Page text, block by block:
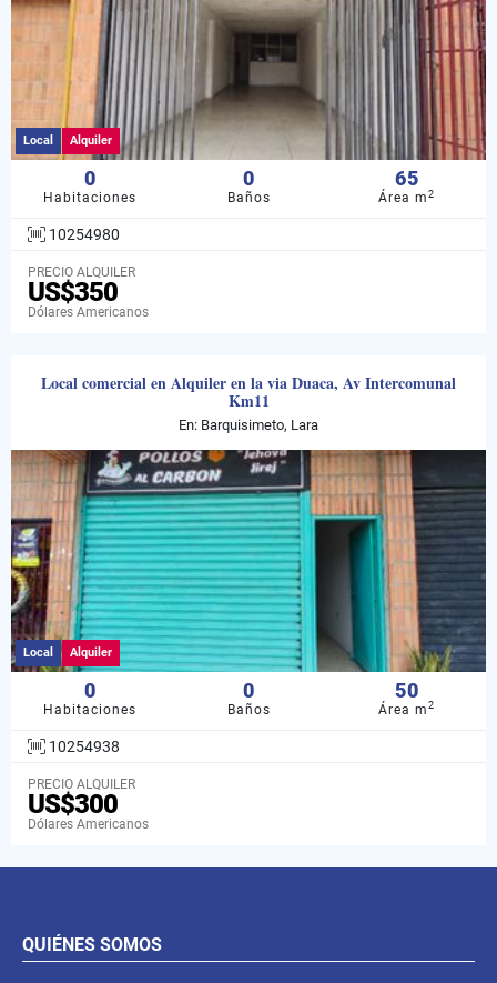
Local Alquiler
0
Habitaciones
0
Baños
65
Área m2
10254980
PRECIO ALQUILER
US$350
Dólares Americanos
Local comercial en Alquiler en la via Duaca, Av Intercomunal
Km11
En: Barquisimeto, Lara
Local Alquiler
0
Habitaciones
0
Baños
50
Área m2
10254938
PRECIO ALQUILER
US$300
Dólares Americanos
QUIÉNES SOMOS